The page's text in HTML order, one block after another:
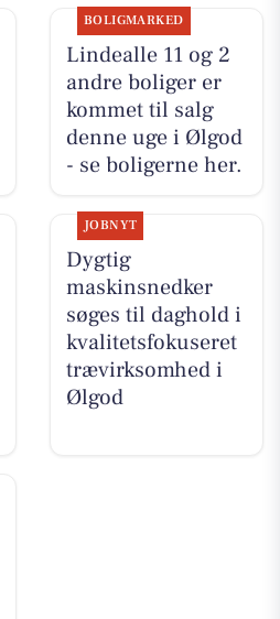
BOLIGMARKED
Lindealle 11 og 2
andre boliger er
kommet til salg
denne uge i Ølgod
- se boligerne her.
JOBNYT
Dygtig
maskinsnedker
søges til daghold i
kvalitetsfokuseret
trævirksomhed i
Ølgod